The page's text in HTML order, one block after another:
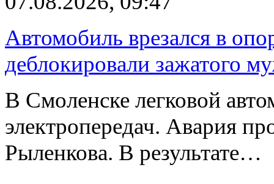
Автомобиль врезался в
деблокировали зажатого
В Смоленске легковой
электропередач. Авария
Рыленкова. В результате…